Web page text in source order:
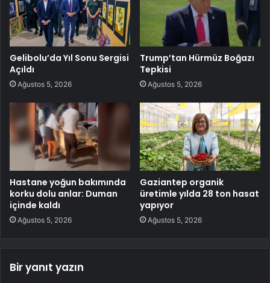
Gelibolu’da Yıl Sonu Sergisi
Açıldı
Ağustos 5, 2026
Trump’tan Hürmüz Boğazı
Tepkisi
Ağustos 5, 2026
Hastane yoğun bakımında
korku dolu anlar: Duman
içinde kaldı
Ağustos 5, 2026
Gaziantep organik
üretimle yılda 28 ton hasat
yapıyor
Ağustos 5, 2026
Bir yanıt yazın